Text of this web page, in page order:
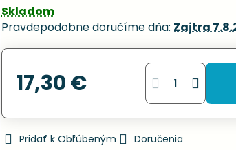
Skladom
Pravdepodobne doručíme dňa:Zajtra
17,30 €
Pridať k Obľúbeným
Doručenia